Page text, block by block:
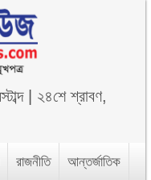
| ২৪শে শ্রাবণ,
রাজনীতি আন্তর্জাতিক